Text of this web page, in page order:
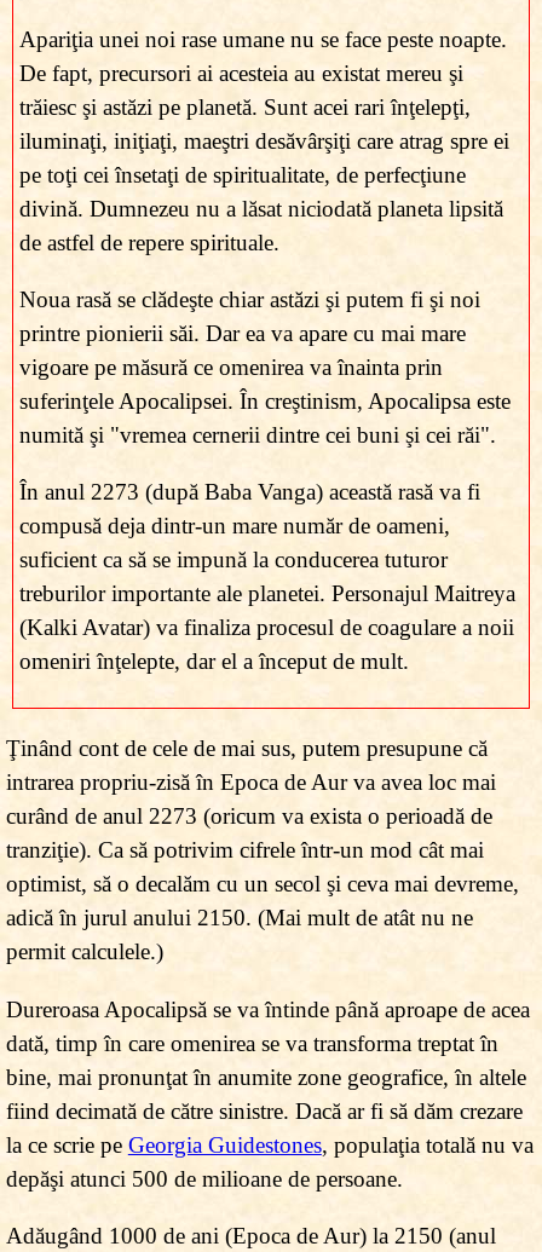
Apariţia unei noi rase umane nu se face peste noapte.
De fapt, precursori ai acesteia au existat mereu şi
trăiesc şi astăzi pe planetă. Sunt acei rari înţelepţi,
iluminaţi, iniţiaţi, maeştri desăvârşiţi care atrag spre ei
pe toţi cei însetaţi de spiritualitate, de perfecţiune
divină. Dumnezeu nu a lăsat niciodată planeta lipsită
de astfel de repere spirituale.
Noua rasă se clădeşte chiar astăzi şi putem fi şi noi
printre pionierii săi. Dar ea va apare cu mai mare
vigoare pe măsură ce omenirea va înainta prin
suferinţele Apocalipsei. În creştinism, Apocalipsa este
numită şi "vremea cernerii dintre cei buni şi cei răi".
În anul 2273 (după Baba Vanga) această rasă va fi
compusă deja dintr-un mare număr de oameni,
suficient ca să se impună la conducerea tuturor
treburilor importante ale planetei. Personajul Maitreya
(Kalki Avatar) va finaliza procesul de coagulare a noii
omeniri înţelepte, dar el a început de mult.
Ţinând cont de cele de mai sus, putem presupune că
intrarea propriu-zisă în Epoca de Aur va avea loc mai
curând de anul 2273 (oricum va exista o perioadă de
tranziţie). Ca să potrivim cifrele într-un mod cât mai
optimist, să o decalăm cu un secol şi ceva mai devreme,
adică în jurul anului 2150. (Mai mult de atât nu ne
permit calculele.)
Dureroasa Apocalipsă se va întinde până aproape de acea
dată, timp în care omenirea se va transforma treptat în
bine, mai pronunţat în anumite zone geografice, în altele
fiind decimată de către sinistre. Dacă ar fi să dăm crezare
la ce scrie pe Georgia Guidestones, populaţia totală nu va
depăşi atunci 500 de milioane de persoane.
Adăugând 1000 de ani (Epoca de Aur) la 2150 (anul